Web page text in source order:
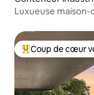
Luxueuse
Coups de cœur
Coup de cœur